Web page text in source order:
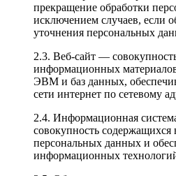
прекращение обработки
исключением случаев, если
уточнения персональных
2.3. Веб-сайт —
информационных
ЭВМ и баз данных,
сети интернет по сетевому
2.4. Информационная
совокупность содержащихся
персональных данных и
информационных